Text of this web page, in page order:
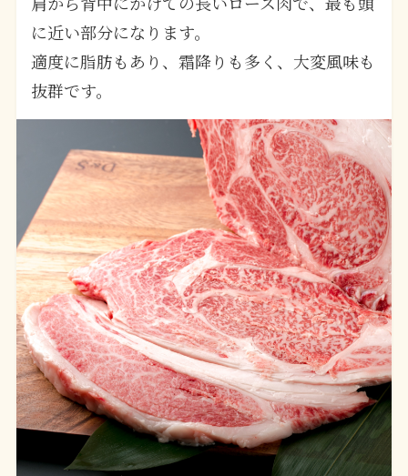
に近い部分になります。
適度に脂肪もあり、霜降りも多く、大変風味も
抜群です。